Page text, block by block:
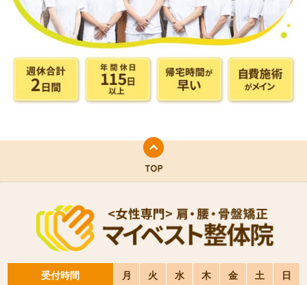
受付時間 月 火 水 木 金 土 日